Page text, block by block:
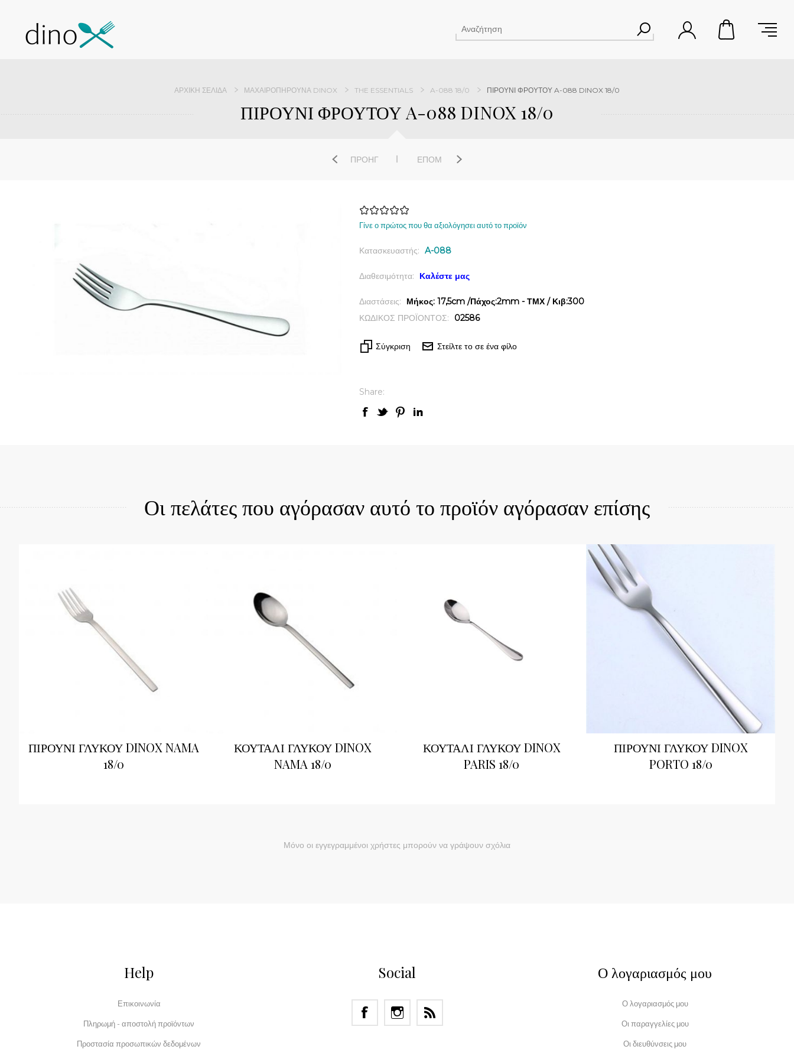
ΑΡΧΙΚΉ ΣΕΛΊΔΑ ΜΑΧΑΙΡΟΠΉΡΟΥΝΑ DINOX THE ESSENTIALS A-088 18/0 ΠΙΡΟΥΝΙ ΦΡΟΥΤΟΥ A-088 DINOX 18/0
ΠΙΡΟΥΝΙ ΦΡΟΥΤΟΥ A-088 DINOX 18/0
ΠΡΟΗΓ ΕΠΌΜ
Γίνε ο πρώτος που θα αξιολόγησει αυτό το προϊόν
Κατασκευαστής: A-088
Διαθεσιμότητα: Καλέστε μας
Διαστάσεις:
Μήκος: 17,5cm /Πάχος:2mm - ΤΜΧ / Κιβ:300
ΚΩΔΙΚΟΣ ΠΡΟΪΟΝΤΟΣ:
02586
Σύγκριση Στείλτε το σε ένα φίλο
Share:
Οι πελάτες που αγόρασαν αυτό το προϊόν αγόρασαν επίσης
ΠΙΡΟΥΝΙ ΓΛΥΚΟΥ DINOX NAMA
18/0
ΚΟΥΤΑΛΙ ΓΛΥΚΟΥ DINOX
NAMA 18/0
ΚΟΥΤΑΛΙ ΓΛΥΚΟΥ DINOX
PARIS 18/0
ΠΙΡΟΥΝΙ ΓΛΥΚΟΥ DINOX
PORTO 18/0
Μόνο οι εγγεγραμμένοι χρήστες μπορούν να γράψουν σχόλια
Help
Επικοινωνία
Πληρωμή - αποστολή προϊόντων
Προστασία προσωπικών δεδομένων
Social Ο λογαριασμός μου
Ο λογαριασμός μου
Οι παραγγελίες μου
Οι διευθύνσεις μου